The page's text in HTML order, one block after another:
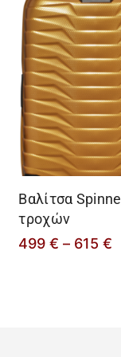
Βαλίτσα
τροχών
499€ – 615€